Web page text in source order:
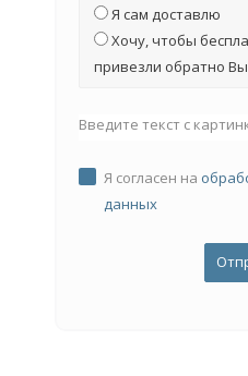
Я сам доставлю
Хочу, чтобы
привезли обратно
Введите текст с
Я согласен на
данных